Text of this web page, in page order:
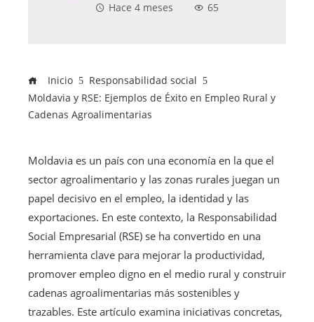
Hace 4 meses
65
Inicio
Responsabilidad social
Moldavia y RSE: Ejemplos de Éxito en Empleo Rural y
Cadenas Agroalimentarias
Moldavia es un país con una economía en la que el
sector agroalimentario y las zonas rurales juegan un
papel decisivo en el empleo, la identidad y las
exportaciones. En este contexto, la Responsabilidad
Social Empresarial (RSE) se ha convertido en una
herramienta clave para mejorar la productividad,
promover empleo digno en el medio rural y construir
cadenas agroalimentarias más sostenibles y
trazables. Este artículo examina iniciativas concretas,